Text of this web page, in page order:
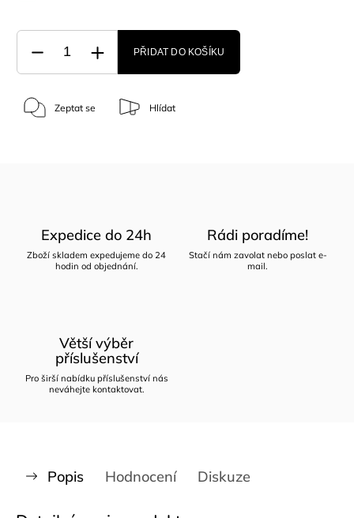
PŘIDAT DO KOŠÍKU
Zeptat se Hlídat
Expedice do 24h
Zboží skladem expedujeme do 24
hodin od objednání.
Rádi poradíme!
Stačí nám zavolat nebo poslat e-
mail.
Větší výběr
příslušenství
Pro širší nabídku příslušenství nás
neváhejte kontaktovat.
Popis Hodnocení Diskuze